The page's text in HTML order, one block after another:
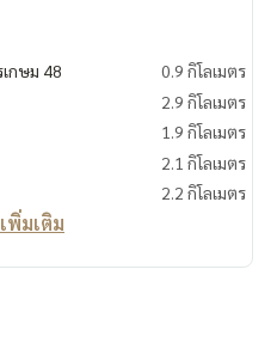
เกษม 48
0.9 กิโลเมตร
2.9 กิโลเมตร
1.9 กิโลเมตร
2.1 กิโลเมตร
2.2 กิโลเมตร
พิ่มเติม